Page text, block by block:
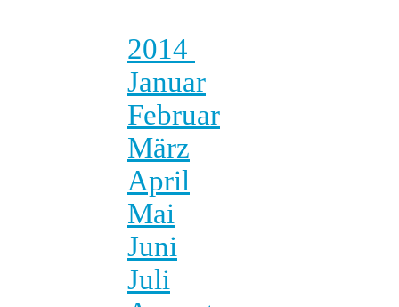
2014
Januar
Februar
März
April
Mai
Juni
Juli